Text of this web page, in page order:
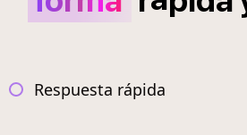
Respuesta rápida